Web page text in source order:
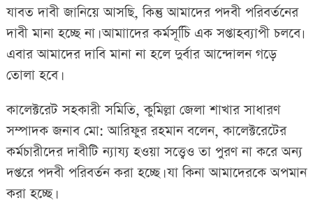
যাবত দাবী জানিয়ে আসছি, কিন্তু আমাদের পদবী পরিবর্তনের
দাবী মানা হচ্ছে না। আমাাদের কর্মসূচিি এক সপ্তাহব্যাপী চলবে৷
এবার আমাদের দাবি মানা না হলে দুর্বার আন্দোলন গড়ে
তোলা হবে।
কালেক্টরেট সহকারী সমিতি, কুমিল্লা জেলা শাখার সাধারণ
সম্পাদক জনাব মো: আরিফুর রহমান বলেন, কালেক্টরেটের
কর্মচারীদের দাবীটি ন্যায্য হওয়া সত্ত্বেও তা পুরণ না করে অন্য
দপ্তরে পদবী পরিবর্তন করা হচ্ছে। যা কিনা আমাদেরকে অপমান
করা হচ্ছে।